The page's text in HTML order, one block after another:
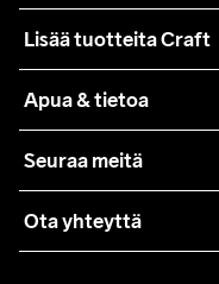
Lisää tuotteita Craft
Yhteistyöt
Lehdistö
Apua & tietoa
Käyttöehdot
Asiakaspalvelu
Seuraa meitä
Ota yhteyttä